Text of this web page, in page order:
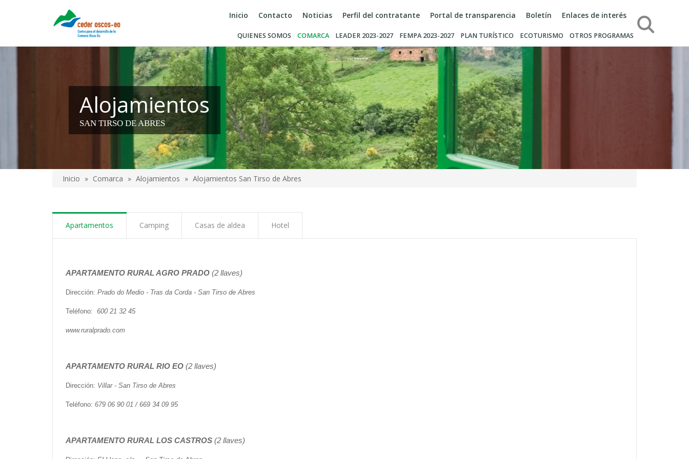
Inicio Contacto Noticias Perfil del contratante Portal de transparencia Boletín Enlaces de interés
QUIENES SOMOS COMARCA LEADER 2023-2027 FEMPA 2023-2027 PLAN TURÍSTICO ECOTURISMO OTROS PROGRAMAS
Búsqueda
Alojamientos
SAN TIRSO DE ABRES
enlaces
de
ayuda
a
la
navegación
Inicio Comarca Alojamientos Alojamientos San Tirso de Abres
Apartamentos Camping Casas de aldea Hotel
APARTAMENTO RURAL AGRO PRADO (2 llaves)
Dirección: Prado do Medio - Tras da Corda - San Tirso de Abres
Teléfono: 600 21 32 45
www.ruralprado.com
APARTAMENTO RURAL RIO EO (2 llaves)
Dirección: Villar - San Tirso de Abres
Teléfono: 679 06 90 01 / 669 34 09 95
APARTAMENTO RURAL LOS CASTROS (2 llaves)